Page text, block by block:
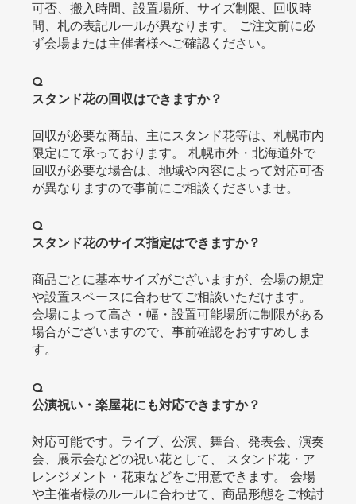
可否、搬入時間、設置場所、サイズ制限、回収時
間、札の表記ルールが異なります。 ご注文前に必
ず会場または主催者様へご確認ください。
Q
スタンド花の回収はできますか？
回収が必要な商品、主にスタンド花等は、札幌市内
限定にて承っております。 札幌市外・北海道外で
回収が必要な場合は、地域や内容によって対応可否
が異なりますので事前にご相談くださいませ。
Q
スタンド花のサイズ指定はできますか？
商品ごとに基本サイズがございますが、会場の規定
や設置スペースに合わせてご相談いただけます。
会場によって高さ・幅・設置可能場所に制限がある
場合がございますので、事前確認をおすすめしま
す。
Q
公演祝い・楽屋花にも対応できますか？
対応可能です。ライブ、公演、舞台、発表会、演奏
会、展示会などの祝い花として、 スタンド花・ア
レンジメント・花束などをご用意できます。 会場
や主催者様のルールに合わせて、商品形態をご検討